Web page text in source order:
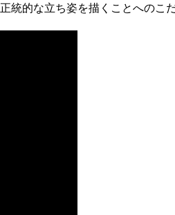
統的な立ち姿を描くことへの